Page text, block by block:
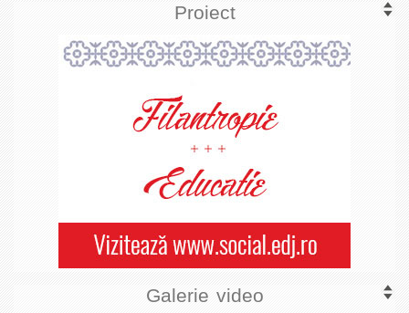
Proiect
Galerie video